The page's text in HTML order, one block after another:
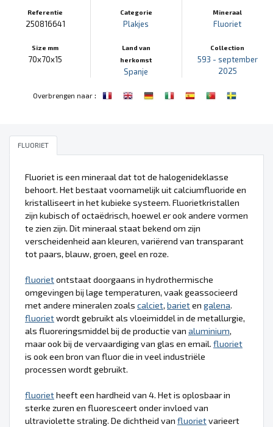
Referentie
250816641
Size mm
70x70x15
Categorie
Plakjes
Land van
herkomst
Spanje
Mineraal
Fluoriet
Collection
593 - september
2025
Overbrengen naar:
FLUORIET
Fluoriet is een mineraal dat tot de halogenideklasse
behoort. Het bestaat voornamelijk uit calciumfluoride en
kristalliseert in het kubieke systeem. Fluorietkristallen
zijn kubisch of octaëdrisch, hoewel er ook andere vormen
te zien zijn. Dit mineraal staat bekend om zijn
verscheidenheid aan kleuren, variërend van transparant
tot paars, blauw, groen, geel en roze.
fluorietontstaat doorgaans in hydrothermische
omgevingen bij lage temperaturen, vaak geassocieerd
met andere mineralen zoals calciet, barieten galena.
fluorietwordt gebruikt als vloeimiddel in de metallurgie,
als fluoreringsmiddel bij de productie van aluminium,
maar ook bij de vervaardiging van glas en email. fluoriet
is ook een bron van fluor die in veel industriële
processen wordt gebruikt.
fluorietheeft een hardheid van 4. Het is oplosbaar in
sterke zuren en fluoresceert onder invloed van
ultraviolette straling. De dichtheid van fluorietvarieert